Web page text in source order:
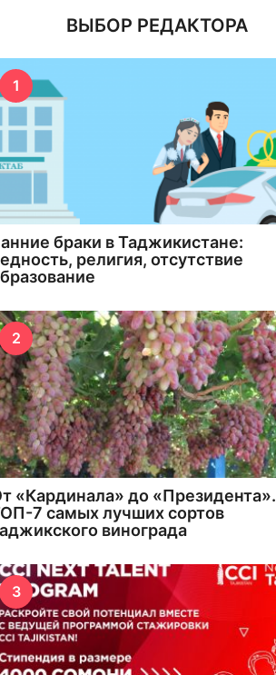
ВЫБОР РЕДАКТОРА
1
браки в Таджикистане:
религия, отсутствие
2
«Кардинала» до «Президента».
7 самых лучших сортов
винограда
3